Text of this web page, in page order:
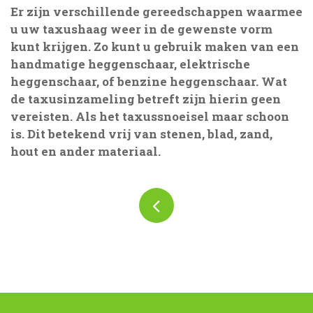
Er zijn verschillende gereedschappen waarmee
u uw taxushaag weer in de gewenste vorm
kunt krijgen. Zo kunt u gebruik maken van een
handmatige heggenschaar, elektrische
heggenschaar, of benzine heggenschaar. Wat
de taxusinzameling betreft zijn hierin geen
vereisten. Als het taxussnoeisel maar schoon
is. Dit betekend vrij van stenen, blad, zand,
hout en ander materiaal.